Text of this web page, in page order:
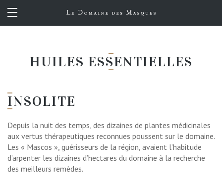
HUILES ESSENTIELLES
INSOLITE
Depuis la nuit des temps, des dizaines de plantes médicinales
aux vertus thérapeutiques reconnues poussent sur le domaine.
Les « Mascos », guérisseurs de la région, avaient l’habitude
d’arpenter les dizaines d’hectares du domaine à la recherche
des meilleurs remèdes.